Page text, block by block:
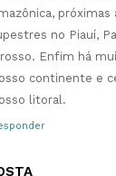
no Piauí,
Enfim há
continente e
litoral.